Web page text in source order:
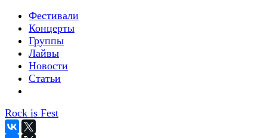
Фестивали
Концерты
Группы
Лайвы
Новости
Статьи
Rock is Fest